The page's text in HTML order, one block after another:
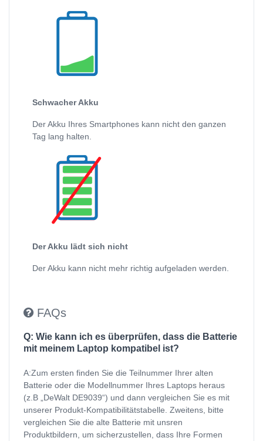
Schwacher Akku
Der Akku Ihres Smartphones kann nicht den ganzen
Tag lang halten.
Der Akku lädt sich nicht
Der Akku kann nicht mehr richtig aufgeladen werden.
FAQs
Q: Wie kann ich es überprüfen, dass die Batterie
mit meinem Laptop kompatibel ist?
A:Zum ersten finden Sie die Teilnummer Ihrer alten
Batterie oder die Modellnummer Ihres Laptops heraus
(z.B „DeWalt DE9039“) und dann vergleichen Sie es mit
unserer Produkt-Kompatibilitätstabelle. Zweitens, bitte
vergleichen Sie die alte Batterie mit unsren
Produktbildern, um sicherzustellen, dass Ihre Formen